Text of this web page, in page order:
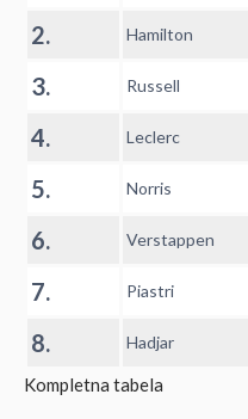
2. Hamilton
3. Russell
4. Leclerc
5. Norris
6. Verstappen
7. Piastri
8. Hadjar
Kompletna tabela